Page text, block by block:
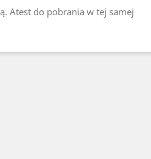
Atest do pobrania w tej samej